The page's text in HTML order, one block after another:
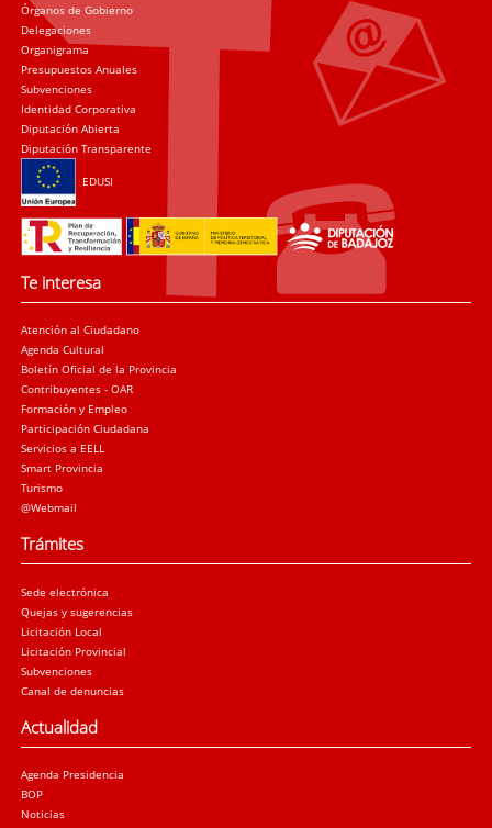
Órganos de Gobierno
Delegaciones
Organigrama
Presupuestos Anuales
Subvenciones
Identidad Corporativa
Diputación Abierta
Diputación Transparente
EDUSI
Te interesa
Atención al Ciudadano
Agenda Cultural
Boletín Oficial de la Provincia
Contribuyentes - OAR
Formación y Empleo
Participación Ciudadana
Servicios a EELL
Smart Provincia
Turismo
@Webmail
Trámites
Sede electrónica
Quejas y sugerencias
Licitación Local
Licitación Provincial
Subvenciones
Canal de denuncias
Actualidad
Agenda Presidencia
BOP
Noticias